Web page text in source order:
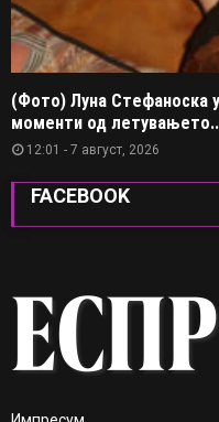
(Фото) Луна Стефаноска
моменти од
12:01 - 7 август, 2026
FACEBOOK